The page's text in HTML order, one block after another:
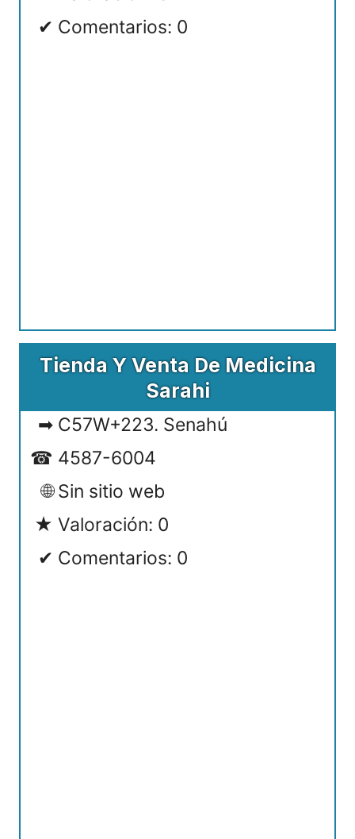
Comentarios: 0
Tienda Y Venta De Medicina
Sarahi
C57W+223. Senahú
4587-6004
Sin sitio web
Valoración: 0
Comentarios: 0